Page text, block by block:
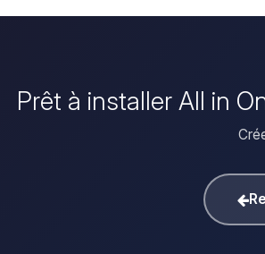
Prêt à installer All in